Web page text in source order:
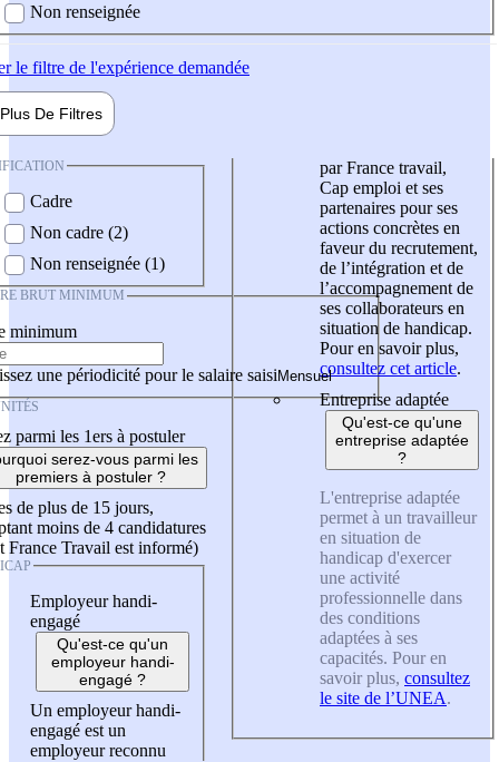
Non renseignée
le filtre de l'expérience demandée
Plus De Filtres
Cadre
Non cadre (2)
Non renseignée (1)
BRUT MINIMUM
minimum
une périodicité pour le salaire saisi
parmi les 1ers à postuler
serez-vous parmi les
premiers à postuler ?
de plus de 15 jours,
moins de 4 candidatures
France Travail est informé)
Employeur handi-
engagé
Qu'est-ce qu'un
employeur handi-
engagé ?
Un employeur handi-
engagé est un
employeur reconnu
par France travail,
Cap emploi et ses
partenaires pour ses
actions concrètes en
faveur du recrutement,
de l’intégration et de
l’accompagnement de
ses collaborateurs en
situation de handicap.
Pour en savoir plus,
consultez cet article.
Entreprise adaptée
Qu'est-ce qu'une
entreprise adaptée
?
L'entreprise adaptée
permet à un travailleur
en situation de
handicap d'exercer
une activité
professionnelle dans
des conditions
adaptées à ses
capacités. Pour en
savoir plus, consultez
le site de l’UNEA.